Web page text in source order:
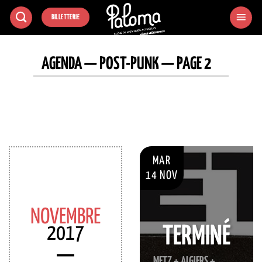
Passer
BILLETTERIE
AGENDA — POST-PUNK — PAGE 2
NOVEMBRE
2017
MAR
14 NOV
TERMINÉ